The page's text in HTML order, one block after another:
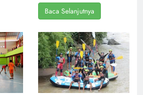
Baca Selanjutnya